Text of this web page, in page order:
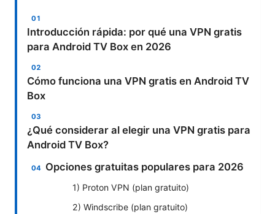
Introducción rápida: por qué una VPN gratis
para Android TV Box en 2026
Cómo funciona una VPN gratis en Android TV
Box
¿Qué considerar al elegir una VPN gratis para
Android TV Box?
Opciones gratuitas populares para 2026
1) Proton VPN (plan gratuito)
2) Windscribe (plan gratuito)